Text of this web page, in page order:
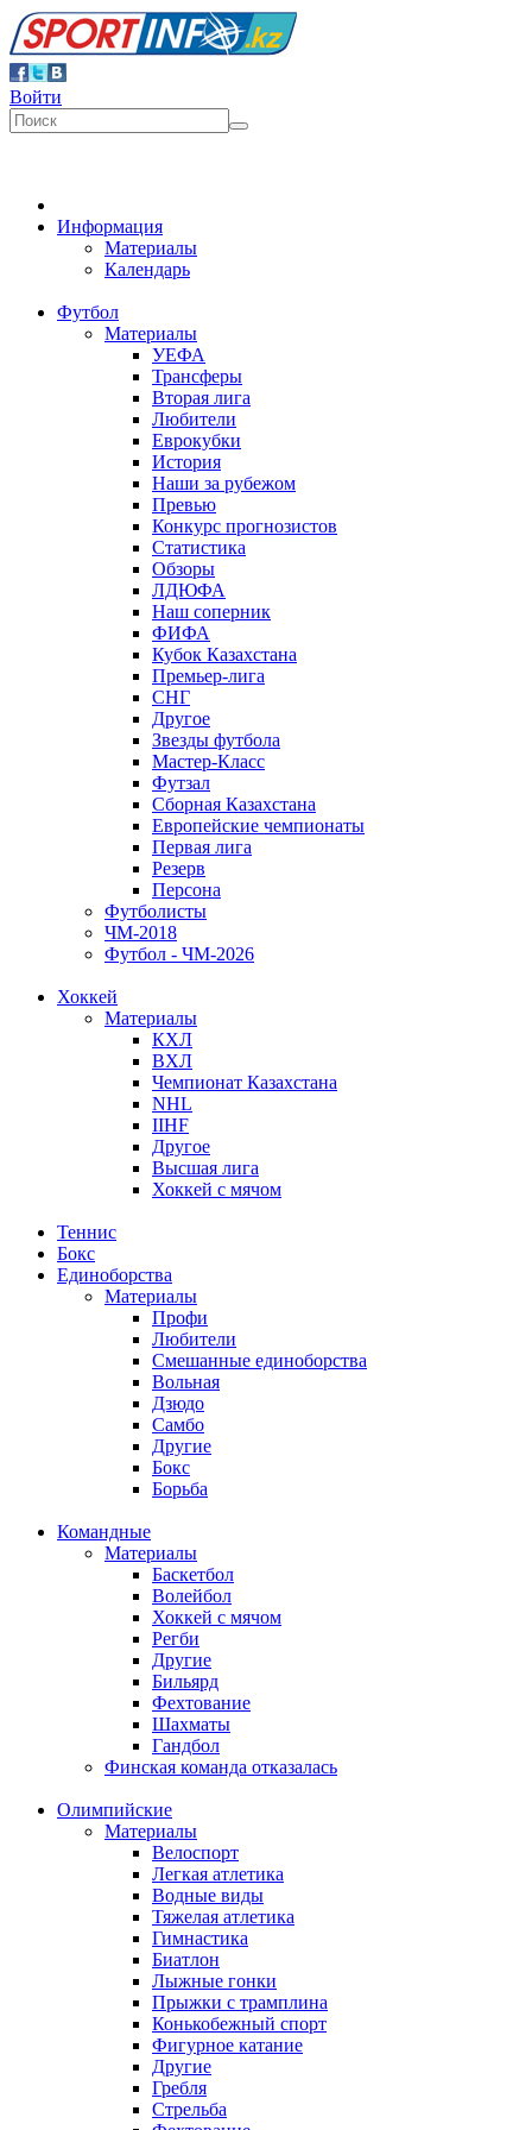
Войти
Информация
Материалы
Календарь
Футбол
Материалы
УЕФА
Трансферы
Вторая лига
Любители
Еврокубки
История
Наши за рубежом
Превью
Конкурс прогнозистов
Статистика
Обзоры
ЛДЮФА
Наш соперник
ФИФА
Кубок Казахстана
Премьер-лига
СНГ
Другое
Звезды футбола
Мастер-Класс
Футзал
Сборная Казахстана
Европейские чемпионаты
Первая лига
Резерв
Персона
Футболисты
ЧМ-2018
Футбол - ЧМ-2026
Хоккей
Материалы
КХЛ
ВХЛ
Чемпионат Казахстана
NHL
IIHF
Другое
Высшая лига
Хоккей с мячом
Теннис
Бокс
Единоборства
Материалы
Профи
Любители
Смешанные единоборства
Вольная
Дзюдо
Самбо
Другие
Бокс
Борьба
Командные
Материалы
Баскетбол
Волейбол
Хоккей с мячом
Регби
Другие
Бильярд
Фехтование
Шахматы
Гандбол
Финская команда отказалась
Олимпийские
Материалы
Велоспорт
Легкая атлетика
Водные виды
Тяжелая атлетика
Гимнастика
Биатлон
Лыжные гонки
Прыжки с трамплина
Конькобежный спорт
Фигурное катание
Другие
Гребля
Стрельба